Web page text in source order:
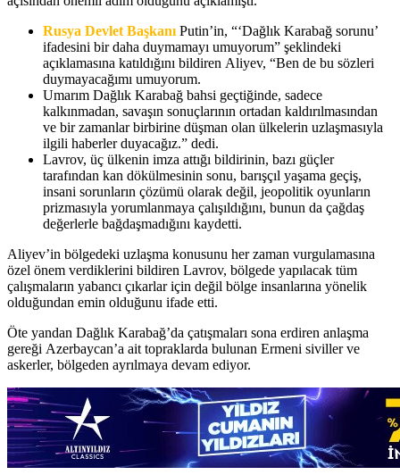
Rusya Devlet Başkanı Putin’in, “‘Dağlık Karabağ sorunu’
ifadesini bir daha duymamayı umuyorum” şeklindeki
açıklamasına katıldığını bildiren Aliyev, “Ben de bu sözleri
duymayacağımı umuyorum.
Umarım Dağlık Karabağ bahsi geçtiğinde, sadece
kalkınmadan, savaşın sonuçlarının ortadan kaldırılmasından
ve bir zamanlar birbirine düşman olan ülkelerin uzlaşmasıyla
ilgili haberler duyacağız.” dedi.
Lavrov, üç ülkenin imza attığı bildirinin, bazı güçler
tarafından kan dökülmesinin sonu, barışçıl yaşama geçiş,
insani sorunların çözümü olarak değil, jeopolitik oyunların
prizmasıyla yorumlanmaya çalışıldığını, bunun da çağdaş
değerlerle bağdaşmadığını kaydetti.
Aliyev’in bölgedeki uzlaşma konusunu her zaman vurgulamasına
özel önem verdiklerini bildiren Lavrov, bölgede yapılacak tüm
çalışmaların yabancı çıkarlar için değil bölge insanlarına yönelik
olduğundan emin olduğunu ifade etti.
Öte yandan Dağlık Karabağ’da çatışmaları sona erdiren anlaşma
gereği Azerbaycan’a ait topraklarda bulunan Ermeni siviller ve
askerler, bölgeden ayrılmaya devam ediyor.